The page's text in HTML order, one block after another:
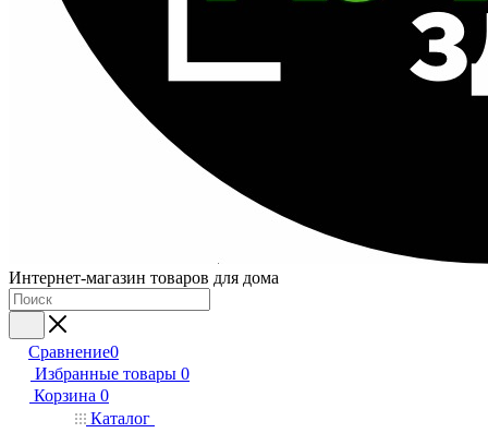
Интернет-магазин товаров для дома
Сравнение0
Избранные товары 0
Корзина 0
Каталог